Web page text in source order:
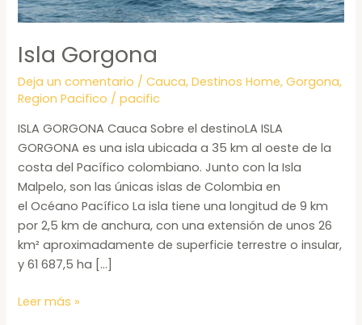
Isla Gorgona
Deja un comentario /Cauca,Destinos Home,Gorgona,
Region Pacifico /pacific
ISLA GORGONA Cauca Sobre el destinoLA ISLA
GORGONA es una isla ubicada a 35 km al oeste de la
costa del Pacífico colombiano. Junto con la Isla
Malpelo, son las únicas islas de Colombia en
el Océano Pacífico La isla tiene una longitud de 9 km
por 2,5 km de anchura, con una extensión de unos 26
km² aproximadamente de superficie terrestre o insular,
y 61 687,5 ha […]
Leer más »